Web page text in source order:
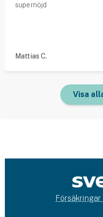
supernöjd
Mattias C.
Visa
Försäkringar